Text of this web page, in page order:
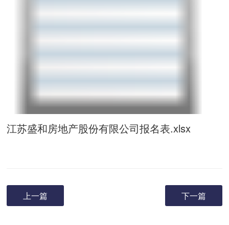
江苏盛和房地产股份有限公司报名表.xlsx
上一篇 下一篇